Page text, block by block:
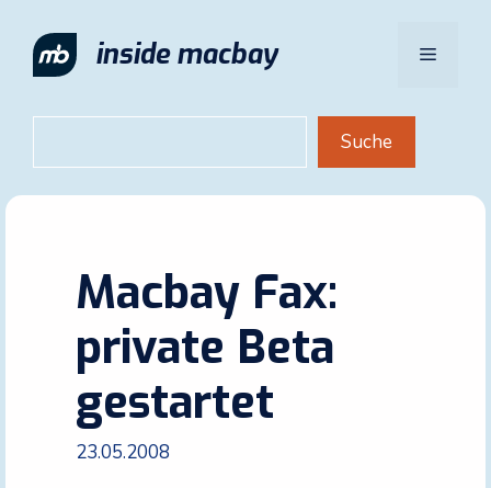
Inhalt
springen
inside macbay Menü
Suche
Macbay Fax:
private Beta
gestartet
23.05.2008